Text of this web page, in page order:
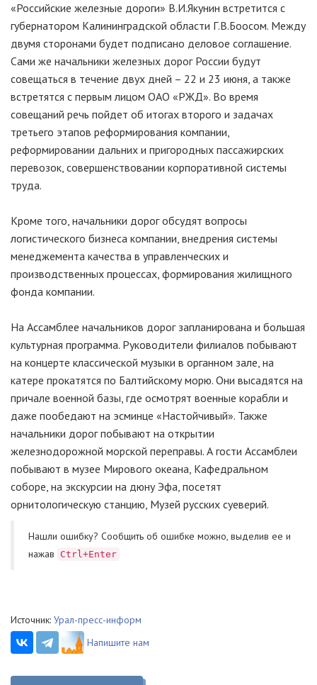
«Российские железные дороги» В.И.Якунин встретится с
губернатором Калининградской области Г.В.Боосом. Между
двумя сторонами будет подписано деловое соглашение.
Сами же начальники железных дорог России будут
совещаться в течение двух дней – 22 и 23 июня, а также
встретятся с первым лицом ОАО «РЖД». Во время
совещаний речь пойдет об итогах второго и задачах
третьего этапов реформирования компании,
реформировании дальних и пригородных пассажирских
перевозок, совершенствовании корпоративной системы
труда.
Кроме того, начальники дорог обсудят вопросы
логистического бизнеса компании, внедрения системы
менеджемента качества в управленческих и
производственных процессах, формирования жилищного
фонда компании.
На Ассамблее начальников дорог запланирована и большая
культурная программа. Руководители филиалов побывают
на концерте классической музыки в органном зале, на
катере прокатятся по Балтийскому морю. Они высадятся на
причале военной базы, где осмотрят военные корабли и
даже пообедают на эсминце «Настойчивый». Также
начальники дорог побывают на открытии
железнодорожной морской переправы. А гости Ассамблеи
побывают в музее Мирового океана, Кафедральном
соборе, на экскурсии на дюну Эфа, посетят
орнитологическую станцию, Музей русских суеверий.
Нашли ошибку? Cообщить об ошибке можно, выделив ее и
нажав
Ctrl+Enter
Источник: Урал-пресс-информ
Напишите нам